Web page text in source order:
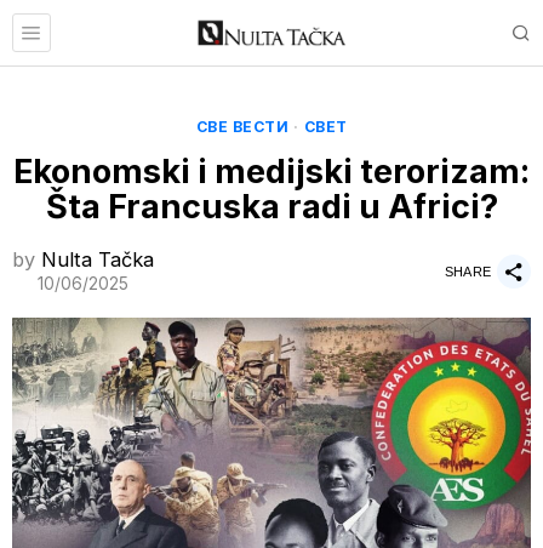
СВЕ ВЕСТИ · СВЕТ
Ekonomski i medijski terorizam:
Šta Francuska radi u Africi?
by Nulta Tačka
10/06/2025
SHARE